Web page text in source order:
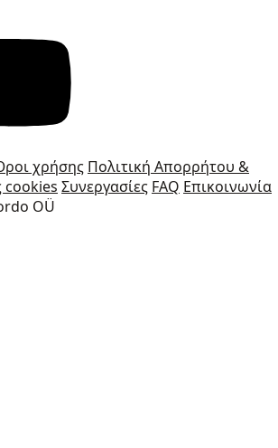
χρήσης Πολιτική Απορρήτου &
cookies Συνεργασίες FAQ Επικοινωνία
OÜ